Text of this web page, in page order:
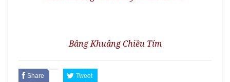
Bâng Khuâng Chiều Tím
Share Tweet